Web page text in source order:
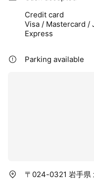
Credit card
Visa / Mastercard /
Express
Parking available
〒024-0321 岩手県